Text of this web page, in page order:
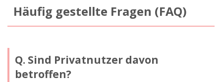
Häufig gestellte Fragen (FAQ)
Q. Sind Privatnutzer davon
betroffen?